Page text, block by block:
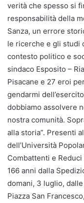
verità che spesso si
responsabilità della
Sanza, un errore
le ricerche e gli studi
contesto politico e
sindaco Esposito –
Pisacane e 27 eroi
gendarmi
dobbiamo assolvere
nostra comunità.
alla storia”. Presenti
dell’Università
Combattenti e
166 anni dalla
domani, 3 luglio,
Piazza San